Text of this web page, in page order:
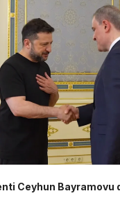
Ceyhun Bayramovu